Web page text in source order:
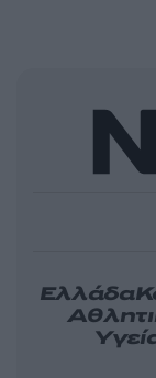
Ελλάδα